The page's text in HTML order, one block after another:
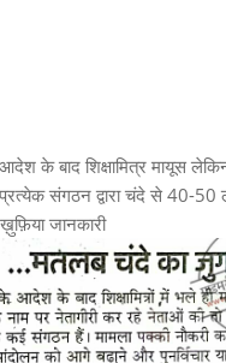
के बाद शिक्षामित्र मायूस
प्रत्येक संगठन द्वारा चंदे से 40-
जानकारी